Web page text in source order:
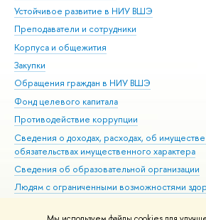
Устойчивое развитие в НИУ ВШЭ
Преподаватели и сотрудники
Корпуса и общежития
Закупки
Обращения граждан в НИУ ВШЭ
Фонд целевого капитала
Противодействие коррупции
Сведения о доходах, расходах, об
обязательствах имущественного характера
Сведения об образовательной организации
Людям с ограниченными возможностями